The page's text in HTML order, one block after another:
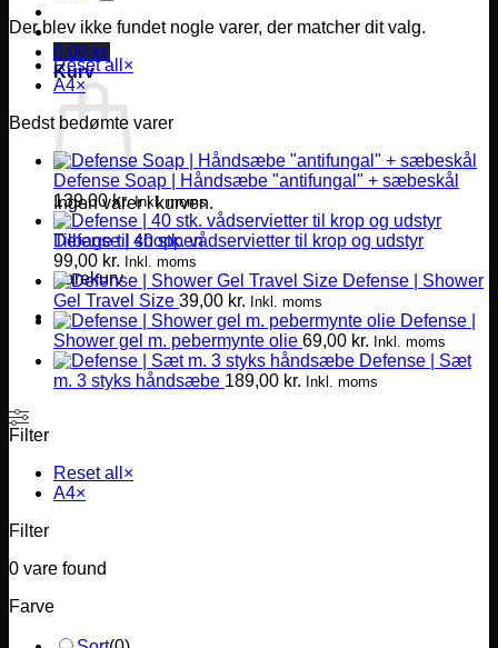
0,00 kr.
Kurv
Ingen varer i kurven.
Tilbage til shoppen
Varekurv
Der blev ikke fundet nogle varer, der matcher dit valg.
Reset all ×
A4×
Bedst bedømte varer
Defense Soap | Håndsæbe "antifungal" + sæbeskål
139,00kr. Inkl. moms
Defense | 40 stk. vådservietter til krop og udstyr
99,00 kr. Inkl. moms
Defense | Shower
Gel Travel Size 39,00 kr. Inkl. moms
Defense |
Shower gel m. pebermynte olie 69,00 kr. Inkl. moms
Defense | Sæt
m. 3 styks håndsæbe 189,00 kr. Inkl. moms
Filter
Reset all ×
A4×
Filter
0 vare found
Farve